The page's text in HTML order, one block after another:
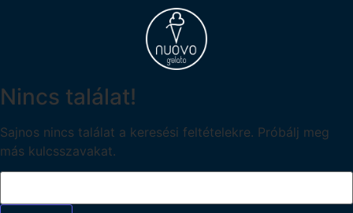
Nincs találat!
Sajnos nincs találat a keresési feltételekre. Próbálj meg
más kulcsszavakat.